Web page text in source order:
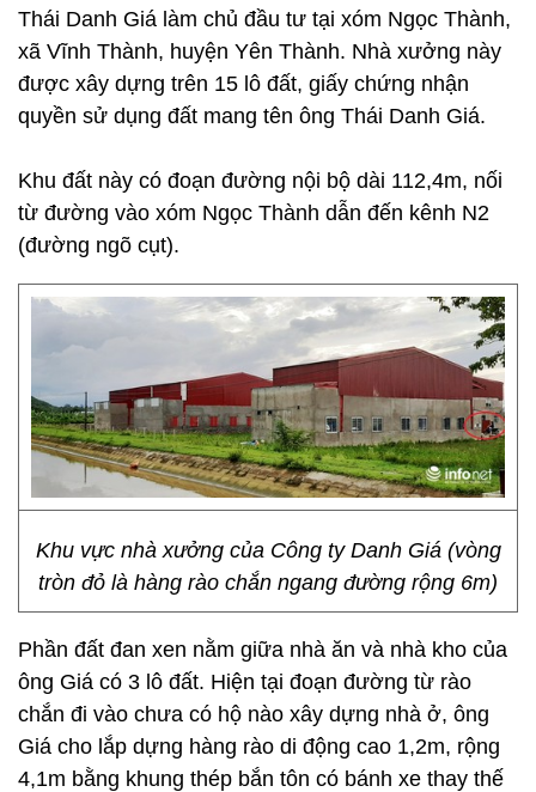
Thái Danh Giá làm chủ đầu tư tại xóm Ngọc Thành,
xã Vĩnh Thành, huyện Yên Thành. Nhà xưởng này
được xây dựng trên 15 lô đất, giấy chứng nhận
quyền sử dụng đất mang tên ông Thái Danh Giá.
Khu đất này có đoạn đường nội bộ dài 112,4m, nối
từ đường vào xóm Ngọc Thành dẫn đến kênh N2
(đường ngõ cụt).
Khu vực nhà xưởng của Công ty Danh Giá (vòng
tròn đỏ là hàng rào chắn ngang đường rộng 6m)
Phần đất đan xen nằm giữa nhà ăn và nhà kho của
ông Giá có 3 lô đất. Hiện tại đoạn đường từ rào
chắn đi vào chưa có hộ nào xây dựng nhà ở, ông
Giá cho lắp dựng hàng rào di động cao 1,2m, rộng
4,1m bằng khung thép bắn tôn có bánh xe thay thế